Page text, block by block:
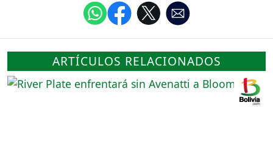
ARTÍCULOS RELACIONADOS